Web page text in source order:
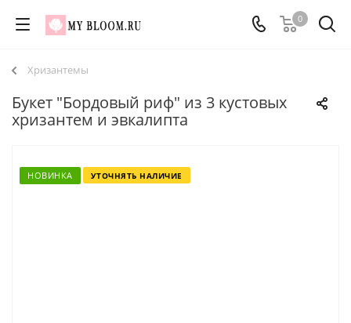
0
Хризантемы
Букет "Бордовый риф" из 3 кустовых
хризантем и эвкалипта
НОВИНКА УТОЧНЯТЬ НАЛИЧИЕ